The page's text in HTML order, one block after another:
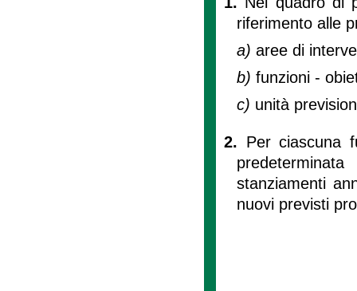
riferimento alle
a) aree di
b) funzioni -
c) unità
2. Per ciascuna
stanziamenti
nuovi previsti